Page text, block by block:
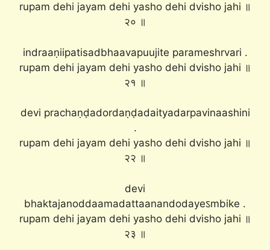
rupam dehi jayam dehi yasho dehi dvisho jahi ॥
२० ॥
indraaṇiipatisadbhaavapuujite parameshrvari .
rupam dehi jayam dehi yasho dehi dvisho jahi ॥
२१ ॥
devi prachaṇḍadordaṇḍadaityadarpavinaashini
.
rupam dehi jayam dehi yasho dehi dvisho jahi ॥
२२ ॥
devi
bhaktajanoddaamadattaanandodayeऽmbike .
rupam dehi jayam dehi yasho dehi dvisho jahi ॥
२३ ॥